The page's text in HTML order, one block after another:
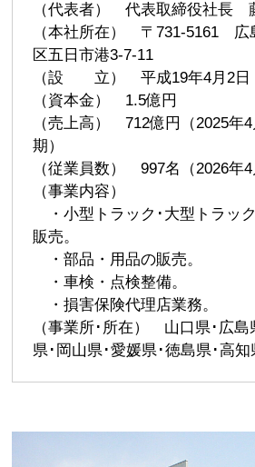
（代表者） 代表取締役社長
（本社所在） 〒731-5161 広
区五日市港3-7-11
（設 立） 平成19年4月2日
（資本金） 1.5億円
（売上高） 712億円（2025年4
期）
（従業員数） 997名（2026年4
（事業内容）
・小型トラック･大型トラッ
販売。
・部品・用品の販売。
・車検・点検整備。
・損害保険代理店業務。
（事業所･所在） 山口県･広島
県･岡山県･愛媛県･徳島県･高知